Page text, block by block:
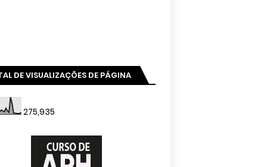
DE VISUALIZAÇÕES DE PÁGINA
275,935